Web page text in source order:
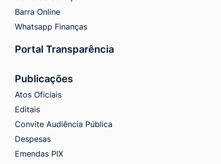
Barra Online
Whatsapp Finanças
Portal Transparência
Publicações
Atos Oficiais
Editais
Convite Audiência Pública
Despesas
Emendas PIX